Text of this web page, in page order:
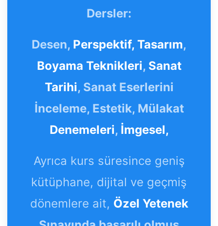
Dersler:
Desen, Perspektif, Tasarım,
Boyama Teknikleri, Sanat
Tarihi, Sanat Eserlerini
İnceleme, Estetik, Mülakat
Denemeleri, İmgesel,
Ayrıca kurs süresince geniş
kütüphane, dijital ve geçmiş
dönemlere ait, Özel Yetenek